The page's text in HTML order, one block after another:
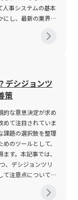
。まず第一に、ボラ
や根本的な投資価値
他のテクニカル指
に判断する必要が
ります。具体的な
」が分母に位置
ィのパーセンテー
む若手ビジネスマ
ィリティの指標を解
動性もボラティリ
低い場合、売買が成
るボラティリティ
性があります。そ
、取引市場の環境
の数値と合わせて総
ています。たとえ
RV）などが挙げら
待や過去の実績を評
価格変動を予測
方、ヒストリカル
有用である。 こ
て、取引環境の評
ィリテ
て大きくなる。 一
性を示すが、利益獲
リティの下では、
り、これにより予
に、経済指標の発
伴い値動きが激し
ロ/米ドルなどの
一方、南アフリカ
イナー通貨は急激
人事システムの基本
にし、最新の業界動
る人事管理の課題
のビジネス環境に
的に管理し、業務
す。従来は紙媒体
テム上で一元管理
上を実現します。
・採用管理機能：応
的に管理し、採用プ
機能：各期ごとの目
系的に集積し、人
ネジメント機能：
リアデータを管理
す。・勤怠・給与管
集計、さらには各
減します。また、
デシジョンツ
策
的な意思決定が求め
めて注目されていま
課題の選択肢を整理
のツールとして、
す。本記事では、
、デシジョンツリ
て注意点について詳
践的な知識と技術
ンツリーとは、目